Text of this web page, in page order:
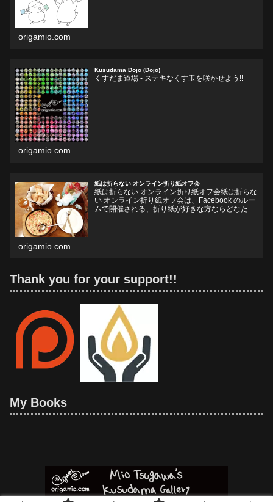
origamio.com
Kusudama Dōjō (Dojo)
くすだま道場 - ステキなくす玉を咲かせよう!!
origamio.com
紙は折らない オンライン折り紙オフ会
紙は折らない オンライン折り紙オフ会紙は折らな
い オンライン折り紙オフ会は、Facebook のルー
ムで開催される、折り紙が好きな方ならどなたで
origamio.com
Thank you for your support!!
My Books